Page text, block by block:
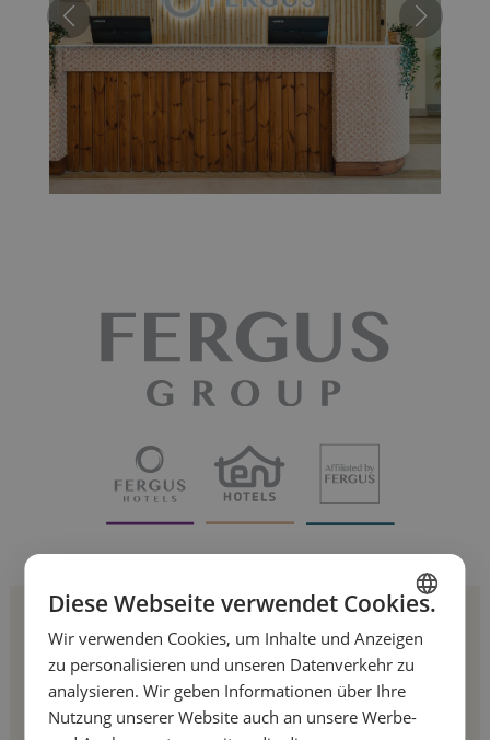
Melden Sie sich für
unseren Newsletter an!
SPANISH
FRENCH
Diese Webseite verwendet Cookies.
Wir verwenden Cookies, um Inhalte und Anzeigen
zu personalisieren und unseren Datenverkehr zu
analysieren. Wir geben Informationen über Ihre
Nutzung unserer Website auch an unsere Werbe-